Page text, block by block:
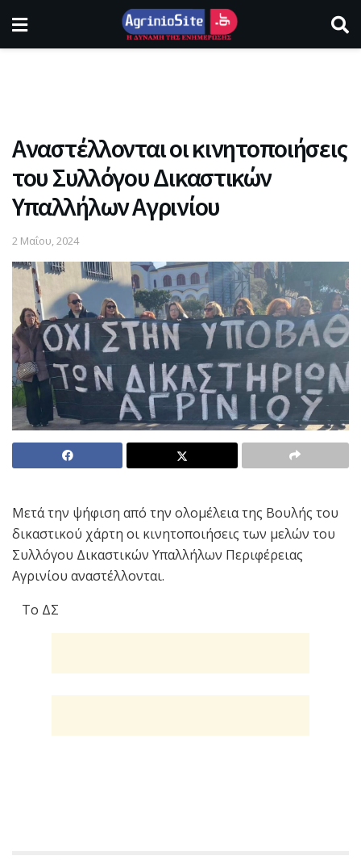
Αναστέλλονται οι κινητοποιήσεις
του Συλλόγου Δικαστικών
Υπαλλήλων Αγρινίου
2 Μαΐου, 2024
Μετά την ψήφιση από την ολομέλεια της Βουλής του
δικαστικού χάρτη οι κινητοποιήσεις των μελών του
Συλλόγου Δικαστικών Υπαλλήλων Περιφέρειας
Αγρινίου αναστέλλονται.
Το ΔΣ